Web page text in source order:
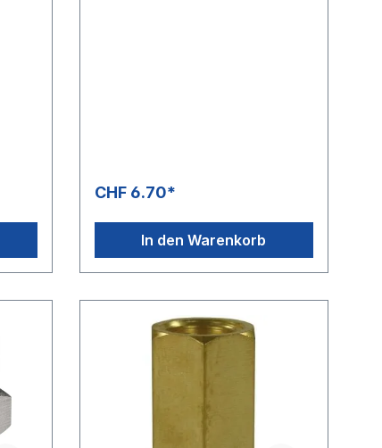
CHF 6.70*
In den Warenkorb